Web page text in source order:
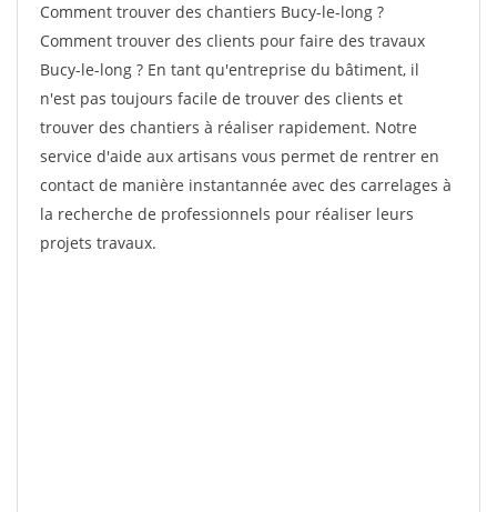
Comment trouver des chantiers Bucy-le-long ?
Comment trouver des clients pour faire des travaux
Bucy-le-long ? En tant qu'entreprise du bâtiment, il
n'est pas toujours facile de trouver des clients et
trouver des chantiers à réaliser rapidement. Notre
service d'aide aux artisans vous permet de rentrer en
contact de manière instantannée avec des carrelages à
la recherche de professionnels pour réaliser leurs
projets travaux.